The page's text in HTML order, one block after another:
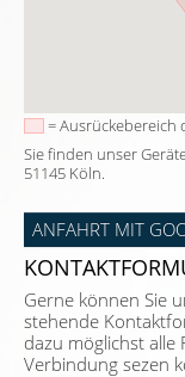
= Ausrückebereich
Sie finden unser
51145 Köln.
ANFAHRT MIT
Gerne können Sie
stehende
dazu möglichst alle
Verbindung sezen